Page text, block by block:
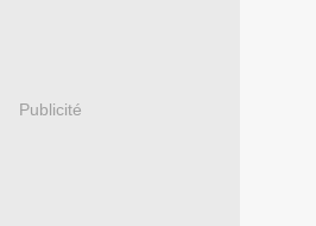
Publicité